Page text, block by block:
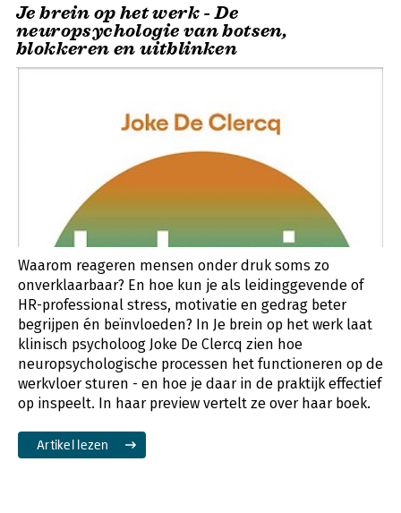
Je brein op het werk - De
neuropsychologie van botsen,
blokkeren en uitblinken
Waarom reageren mensen onder druk soms zo
onverklaarbaar? En hoe kun je als leidinggevende of
HR-professional stress, motivatie en gedrag beter
begrijpen én beïnvloeden? In Je brein op het werk laat
klinisch psycholoog Joke De Clercq zien hoe
neuropsychologische processen het functioneren op de
werkvloer sturen - en hoe je daar in de praktijk effectief
op inspeelt. In haar preview vertelt ze over haar boek.
Artikel lezen